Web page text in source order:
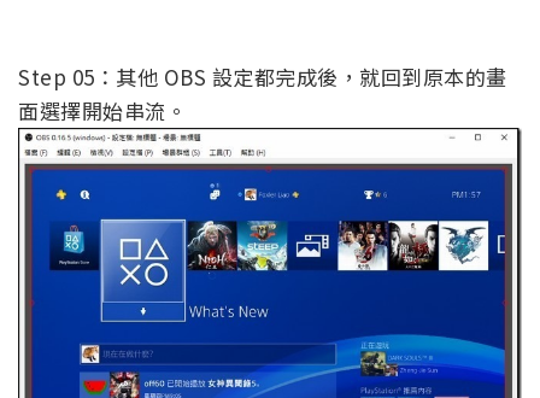
Step 05：其他 OBS 設定都完成後，就回到原本的畫
面選擇開始串流。